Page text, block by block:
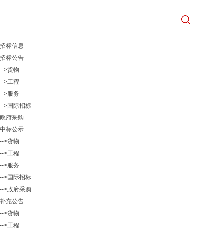
招标信息
招标公告
-->货物
-->工程
-->服务
-->国际招标
政府采购
中标公示
-->货物
-->工程
-->服务
-->国际招标
-->政府采购
补充公告
-->货物
-->工程